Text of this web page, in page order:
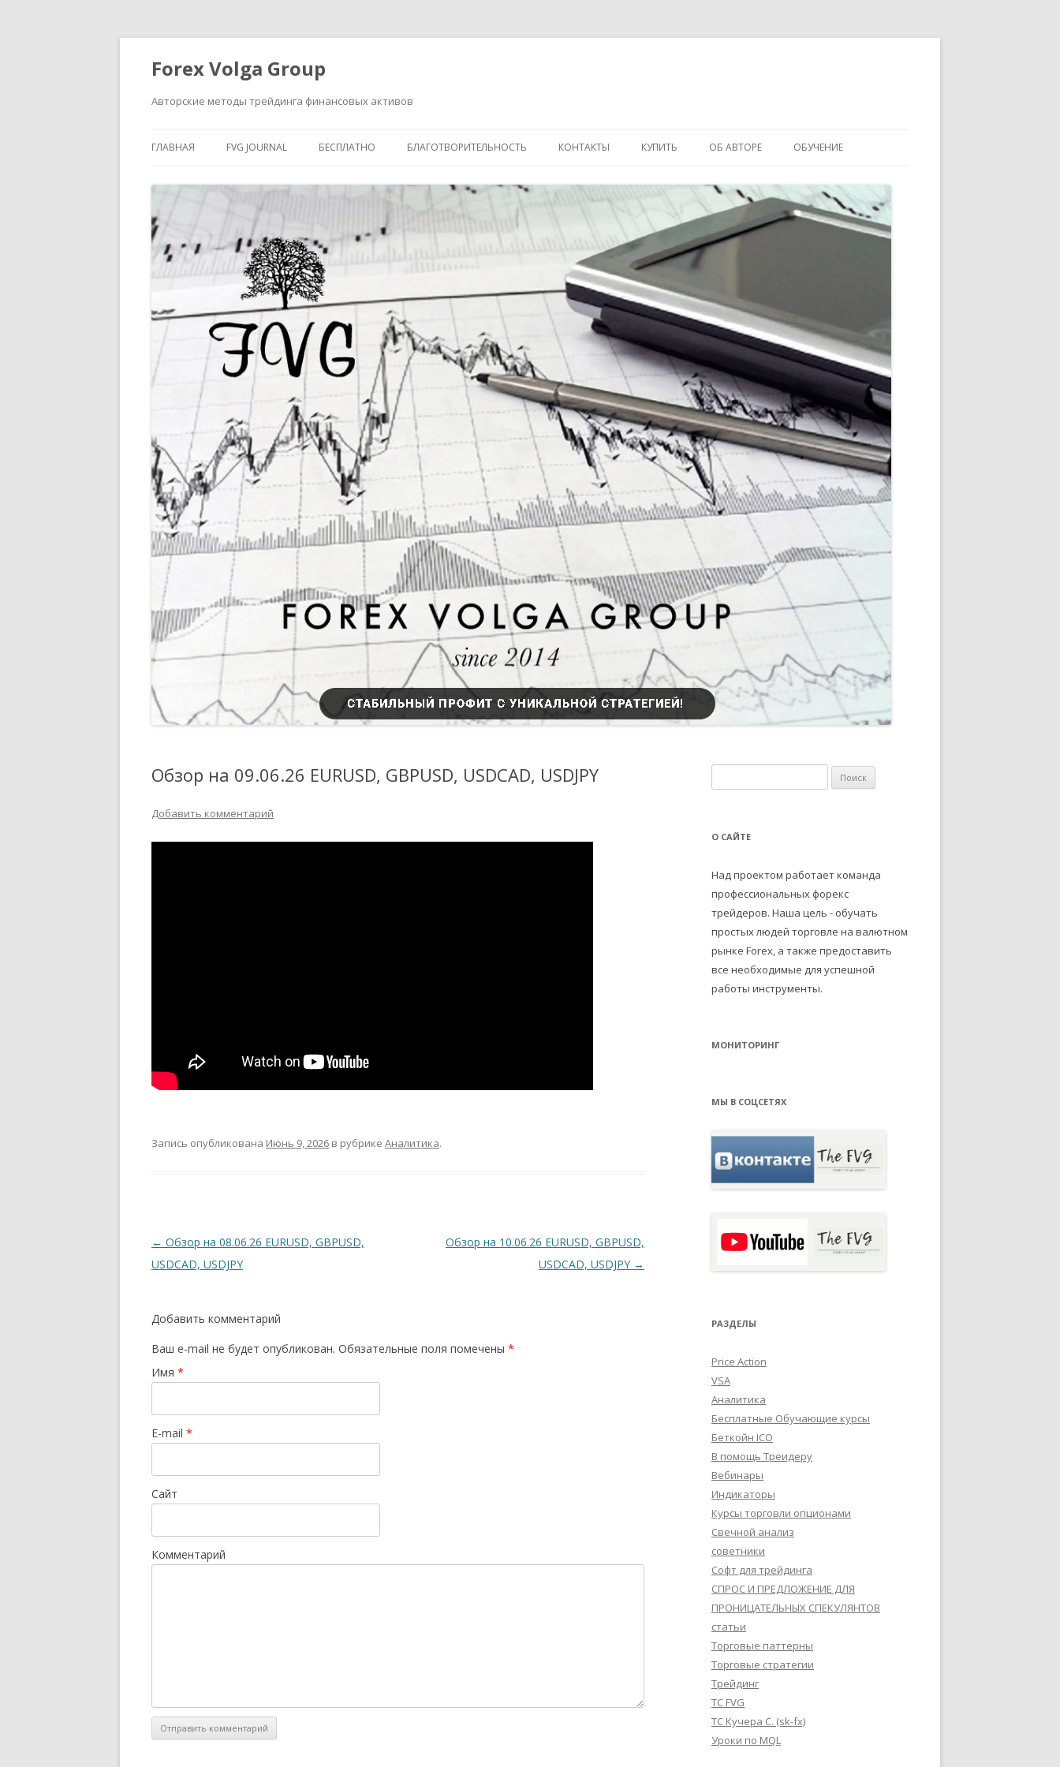
Forex Volga Group
Авторские методы трейдинга финансовых активов
ГЛАВНАЯ FVG JOURNAL БЕСПЛАТНО БЛАГОТВОРИТЕЛЬНОСТЬ КОНТАКТЫ КУПИТЬ ОБ АВТОРЕ ОБУЧЕНИЕ
Обзор на 09.06.26 EURUSD, GBPUSD, USDCAD, USDJPY
Добавить комментарий
Запись опубликована Июнь 9, 2026 в рубрике Аналитика.
Навигация
по
← Обзор на 08.06.26 EURUSD, GBPUSD,
USDCAD, USDJPY
Обзор на 10.06.26 EURUSD, GBPUSD,
USDCAD, USDJPY →
Добавить комментарий
Ваш e-mail не будет опубликован. Обязательные поля помечены *
Имя *
E-mail *
Сайт
Комментарий
а
т
:
О САЙТЕ
Над проектом работает команда
профессиональных форекс
трейдеров. Наша цель - обучать
простых людей торговле на валютном
рынке Forex, а также предоставить
все необходимые для успешной
работы инструменты.
МОНИТОРИНГ
МЫ В СОЦСЕТЯХ
РАЗДЕЛЫ
Price Action
VSA
Аналитика
Бесплатные Обучающие курсы
Беткойн ICO
В помощь Треидеру
Вебинары
Индикаторы
Курсы торговли опционами
Свечной анализ
советники
Софт для трейдинга
СПРОС И ПРЕДЛОЖЕНИЕ ДЛЯ
ПРОНИЦАТЕЛЬНЫХ СПЕКУЛЯНТОВ
статьи
Торговые паттерны
Торговые стратегии
Трейдинг
ТС FVG
ТС Кучера С. (sk-fx)
Уроки по MQL